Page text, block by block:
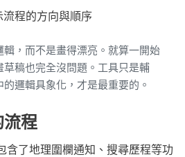
程的方向與順序
，而不是畫得漂亮。就算一開始
草稿也完全沒問題。工具只是輔
邏輯具象化，才是最重要的。
流程
含了地理圍欄通知、搜尋歷程等功